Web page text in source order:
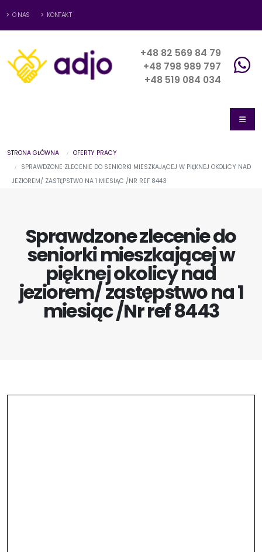
O NAS KONTAKT
+48 82 569 84 79
+48 798 989 797
+48 519 084 034
STRONA GŁÓWNA
OFERTY PRACY
SPRAWDZONE ZLECENIE DO SENIORKI MIESZKAJĄCEJ W PIĘKNEJ OKOLICY NAD
JEZIOREM/ ZASTĘPSTWO NA 1 MIESIĄC /NR REF 8443
Sprawdzone zlecenie do
seniorki mieszkającej w
pięknej okolicy nad
jeziorem/ zastępstwo na 1
miesiąc /Nr ref 8443